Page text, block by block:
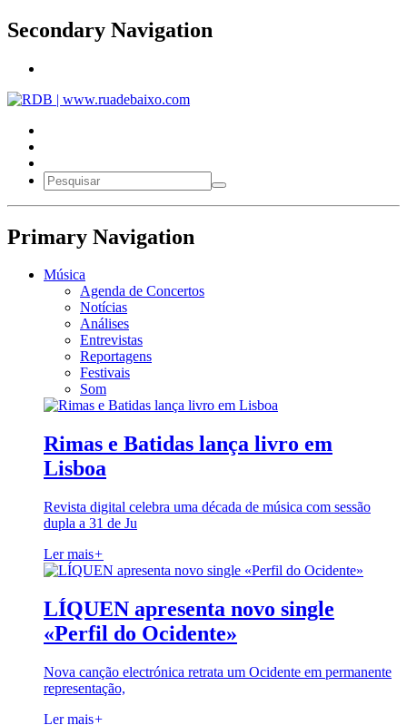
Secondary Navigation
Primary Navigation
Música
Agenda de Concertos
Notícias
Análises
Entrevistas
Reportagens
Festivais
Som
Rimas e Batidas lança livro em
Lisboa
Revista digital celebra uma década de música com sessão
dupla a 31 de Ju
Ler mais+
LÍQUEN apresenta novo single
«Perfil do Ocidente»
Nova canção electrónica retrata um Ocidente em permanente
representação,
Ler mais+